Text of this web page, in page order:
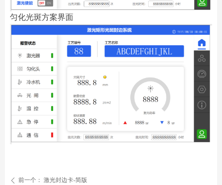
匀化光斑方案界面
ꄴ 前一个： 激光封边卡-简版